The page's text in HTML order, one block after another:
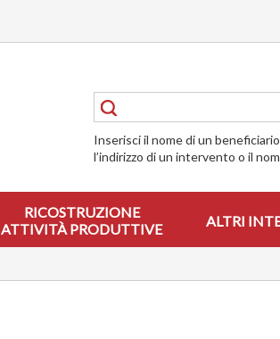
Inserisci il nome di un
l’indirizzo di un intervento o il
RICOSTRUZIONE
ATTIVITÀ PRODUTTIVE
ALTRI